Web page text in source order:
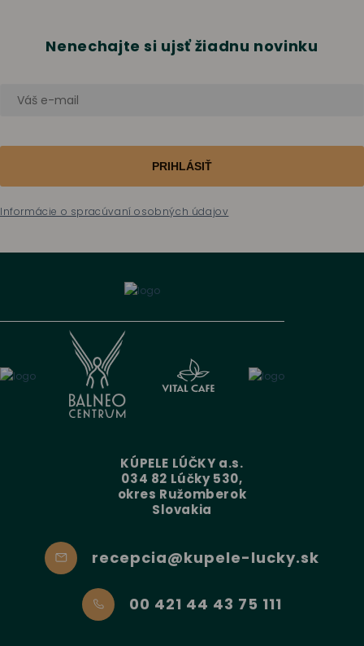
Nenechajte si ujsť žiadnu novinku
PRIHLÁSIŤ
Informácie o spracúvaní osobných údajov
KÚPELE LÚČKY a.s.
034 82 Lúčky 530,
okres Ružomberok
Slovakia
recepcia@kupele-lucky.sk
00 421 44 43 75 111